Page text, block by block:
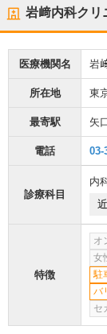
岩﨑内科クリ
医療機関名 岩
所在地 東
最寄駅 矢
電話 03-
診療科目
内
特徴
オ
女
駐
バ
セ